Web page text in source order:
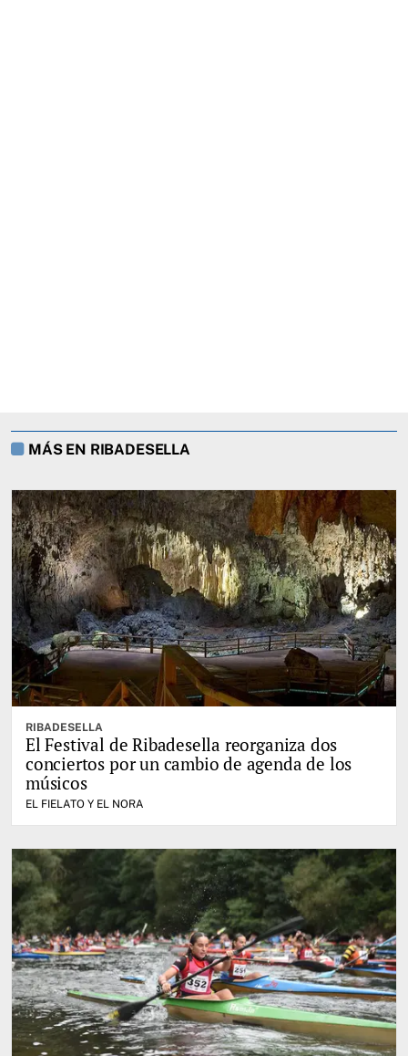
MÁS EN RIBADESELLA
RIBADESELLA
El Festival de Ribadesella reorganiza dos
conciertos por un cambio de agenda de los
músicos
EL FIELATO Y EL NORA